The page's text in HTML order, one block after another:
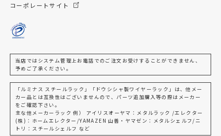
コーポレートサイト
当店ではシステム管理上お電話でのご注文お受けすることができません、
予めご了承ください。
「ルミナス スチールラック」「ドウシシャ製ワイヤーラック」は、他メー
カー品とは互換性はございませんので、パーツ追加購入等の際はメーカー
をご確認下さい。
主な他メーカーラック 例） アイリスオーヤマ：メタルラック /エレクター
(株)：ホームエレクター/YAMAZEN 山善・ヤマゼン：メタルシェルフ/ニ
トリ：スチールシェルフ など